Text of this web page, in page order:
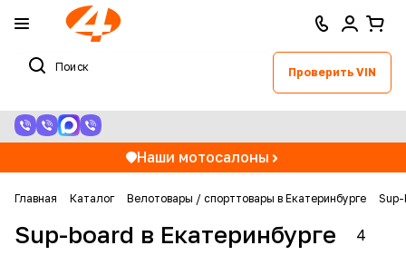
Проверить VIN
Наши мотосалоны
Главная Каталог Велотовары / спорттовары в Екатеринбурге Sup-
Sup-board в Екатеринбурге 4